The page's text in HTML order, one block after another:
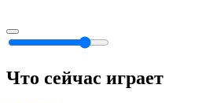
Что сейчас играет